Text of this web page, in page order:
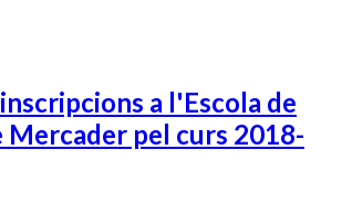
a l'Escola de
Mercader pel curs 2018-